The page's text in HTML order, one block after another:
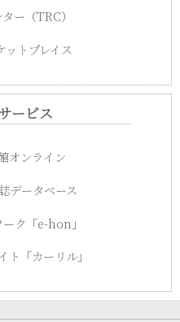
ー（TRC）
トプレイス
ービス
オンライン
ータベース
ク「e-hon」
ト「カーリル」